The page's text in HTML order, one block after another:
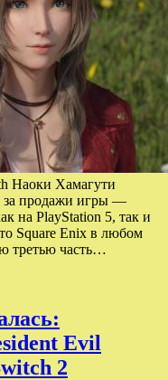
Наоки Хамагути
за продажи игры —
на PlayStation 5, так и
Square Enix в любом
третью часть…
Evil
2